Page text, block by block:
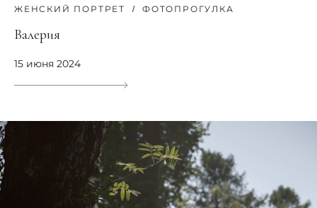
ЖЕНСКИЙ ПОРТРЕТ ФОТОПРОГУЛКА
Валерия
15 июня 2024